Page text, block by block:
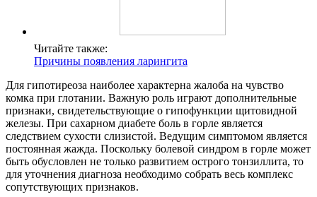
Читайте также:
Причины появления ларингита
Для гипотиреоза наиболее характерна жалоба на чувство
комка при глотании. Важную роль играют дополнительные
признаки, свидетельствующие о гипофункции щитовидной
железы. При сахарном диабете боль в горле является
следствием сухости слизистой. Ведущим симптомом является
постоянная жажда. Поскольку болевой синдром в горле может
быть обусловлен не только развитием острого тонзиллита, то
для уточнения диагноза необходимо собрать весь комплекс
сопутствующих признаков.